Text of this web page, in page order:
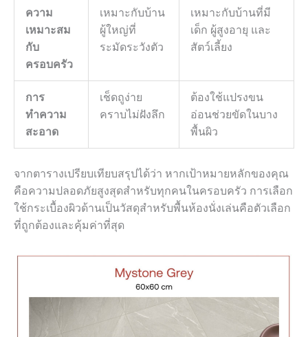
ความ
เหมาะสม
กับ
ครอบครัว
เหมาะกับบ้าน
ผู้ใหญ่ที่
ระมัดระวังตัว
เหมาะกับบ้านที่มี
เด็ก ผู้สูงอายุ และ
สัตว์เลี้ยง
การ
ทำความ
สะอาด
เช็ดถูง่าย
คราบไม่ฝังลึก
ต้องใช้แปรงขน
อ่อนช่วยขัดในบาง
พื้นผิว
จากตารางเปรียบเทียบสรุปได้ว่า หากเป้าหมายหลักของคุณ
คือความปลอดภัยสูงสุดสำหรับทุกคนในครอบครัว การเลือก
ใช้กระเบื้องผิวด้านเป็นวัสดุสำหรับพื้นห้องนั่งเล่นคือตัวเลือก
ที่ถูกต้องและคุ้มค่าที่สุด